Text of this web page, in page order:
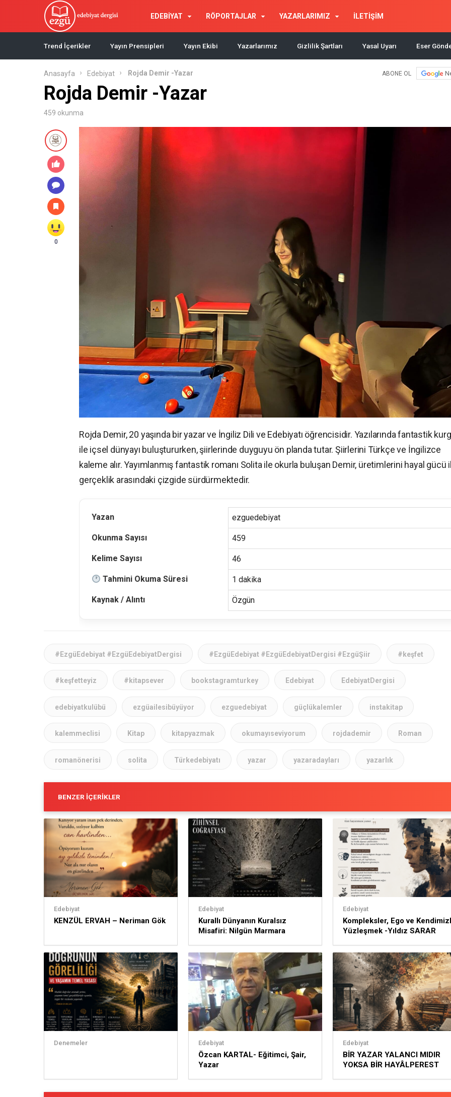
EDEBİYAT RÖPORTAJLAR YAZARLARIMIZ İLETİŞİM
Trend İçerikler Yayın Prensipleri Yayın Ekibi Yazarlarımız Gizlilik Şartları Yasal Uyarı Eser
Anasayfa Edebiyat Rojda Demir -Yazar ABONE OL
Rojda Demir -Yazar
459 okunma
0
Rojda Demir, 20 yaşında bir yazar ve İngiliz Dili ve Edebiyatı öğrencisidir. Yazılarında fantastik
ile içsel dünyayı buluştururken, şiirlerinde duyguyu ön planda tutar. Şiirlerini Türkçe ve İngilizce
kaleme alır. Yayımlanmış fantastik romanı Solita ile okurla buluşan Demir, üretimlerini hayal gücü
gerçeklik arasındaki çizgide sürdürmektedir.
Yazan ezguedebiyat
Okunma Sayısı 459
Kelime Sayısı 46
Tahmini Okuma Süresi 1 dakika
Kaynak / Alıntı Özgün
#EzgüEdebiyat #EzgüEdebiyatDergisi #EzgüEdebiyat #EzgüEdebiyatDergisi #EzgüŞiir #keşfet
#keşfetteyiz #kitapsever bookstagramturkey Edebiyat EdebiyatDergisi
edebiyatkulübü ezgüailesibüyüyor ezguedebiyat güçlükalemler instakitap
kalemmeclisi Kitap kitapyazmak okumayıseviyorum rojdademir Roman
romanönerisi solita Türkedebiyatı yazar yazaradayları yazarlık
BENZER İÇERIKLER
Edebiyat
KENZÜL ERVAH – Neriman Gök
Edebiyat
Kurallı Dünyanın Kuralsız
Misafiri: Nilgün Marmara
Edebiyat
Kompleksler, Ego ve
Yüzleşmek -Yıldız SARAR
Denemeler Edebiyat
Özcan KARTAL- Eğitimci, Şair,
Yazar
Edebiyat
BİR YAZAR YALANCI MIDIR
YOKSA BİR HAYÂLPEREST